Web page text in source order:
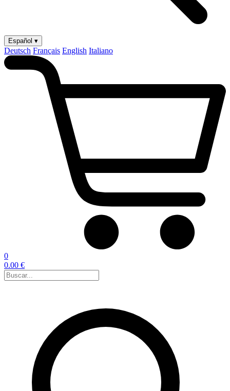
Español ▾
Deutsch Français English Italiano
0
0.00 €